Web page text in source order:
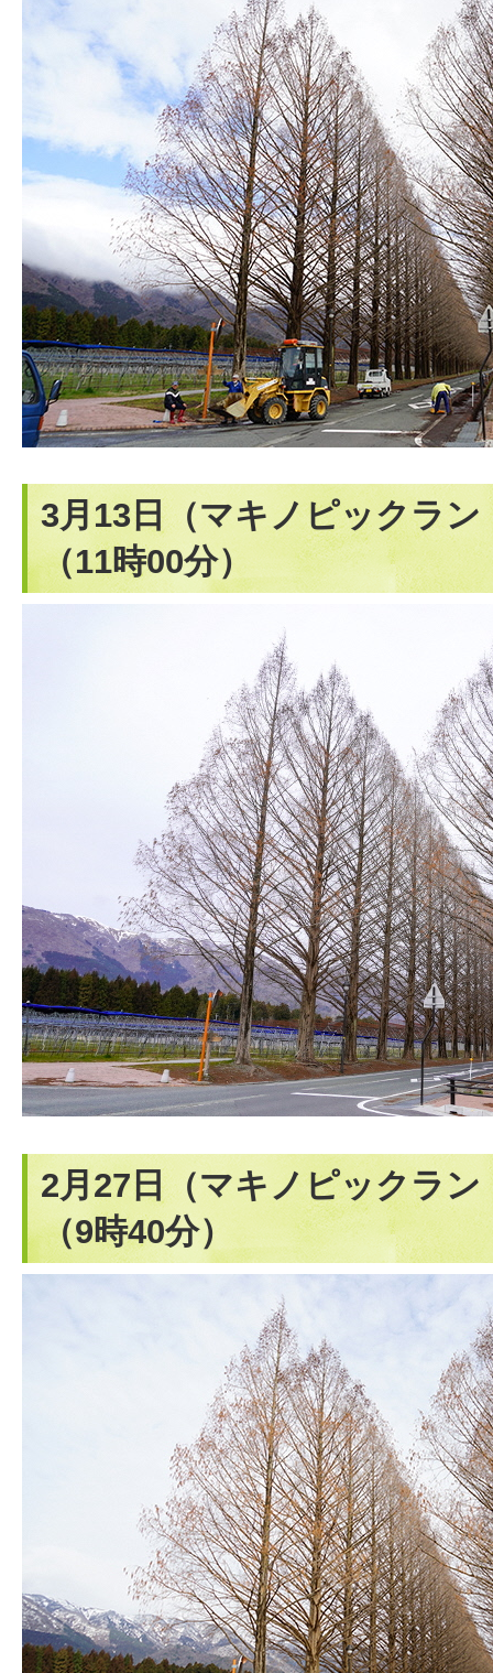
3月13日（マキノピックラン
（11時00分）
2月27日（マキノピックラ
（9時40分）